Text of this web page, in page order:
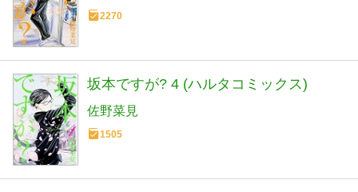
2270
坂本ですが? 4 (ハルタコミックス)
佐野菜見
1505